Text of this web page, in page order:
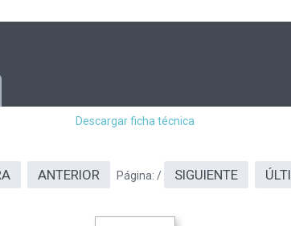
Descargar ficha técnica
ANTERIOR Página: / SIGUIENTE